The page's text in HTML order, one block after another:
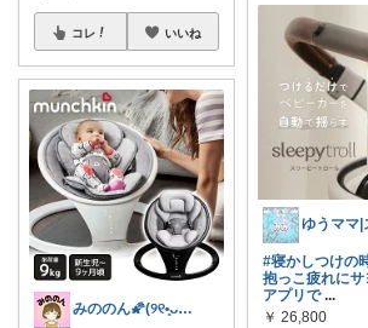
コレ いいね
みののん🌠(୨୧•͈ᴗ•͈)感謝♡
#寝かしつけの
抱っこ疲れにサ
アプリで ...
￥ 26,800